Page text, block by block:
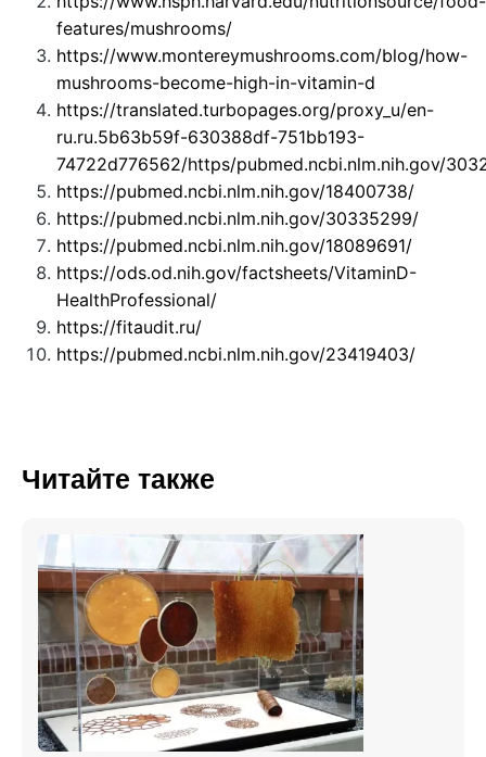
features/mushrooms/
https://www.montereymushrooms.com/blog/how-
mushrooms-become-high-in-vitamin-d
https://translated.turbopages.org/proxy_u/en-
ru.ru.5b63b59f-630388df-751bb193-
74722d776562/https/pubmed.ncbi.nlm.nih.gov/
https://pubmed.ncbi.nlm.nih.gov/18400738/
https://pubmed.ncbi.nlm.nih.gov/30335299/
https://pubmed.ncbi.nlm.nih.gov/18089691/
https://ods.od.nih.gov/factsheets/VitaminD-
HealthProfessional/
https://fitaudit.ru/
https://pubmed.ncbi.nlm.nih.gov/23419403/
Читайте также